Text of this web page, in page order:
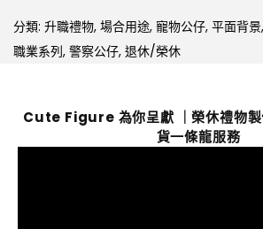
分類: 升職禮物, 場合用途, 寵物公仔, 平面背景,
職業系列, 警察公仔, 退休/榮休
Cute Figure 為你呈獻 ｜榮休禮物製
貨一條龍服務